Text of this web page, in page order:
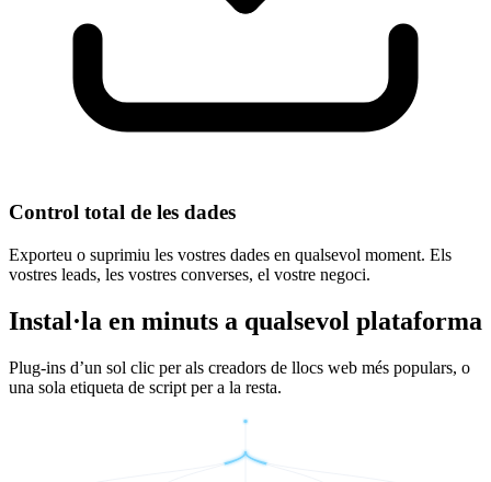
Control total de les dades
Exporteu o suprimiu les vostres dades en qualsevol moment. Els
vostres leads, les vostres converses, el vostre negoci.
Instal·la en minuts a qualsevol plataforma
Plug-ins d’un sol clic per als creadors de llocs web més populars, o
una sola etiqueta de script per a la resta.